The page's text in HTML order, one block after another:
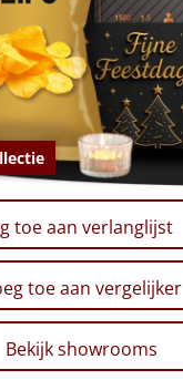
toe aan verlanglijst
toe aan vergelijker
Bekijk showrooms